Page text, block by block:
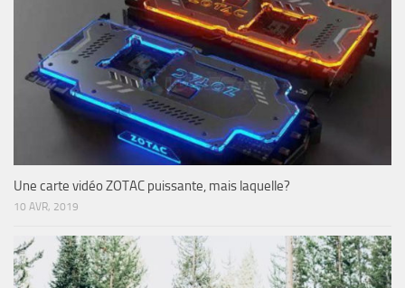
Une carte vidéo ZOTAC puissante, mais laquelle?
10 AVR, 2019